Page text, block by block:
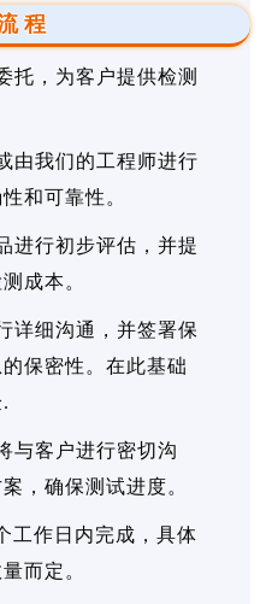
程
托，为客户提供检测
由我们的工程师进行
和可靠性。
进行初步评估，并提
成本。
详细沟通，并签署保
保密性。在此基础
与客户进行密切沟
，确保测试进度。
工作日内完成，具体
而定。